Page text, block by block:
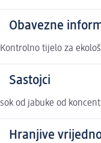
Obavezne
Kontrolno tijelo za
Sastojci
sok od jabuke od
Hranjive